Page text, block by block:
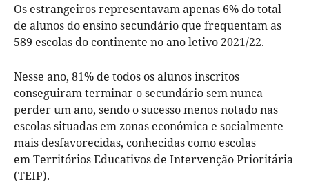
Os estrangeiros representavam apenas 6% do total
de alunos do ensino secundário que frequentam as
589 escolas do continente no ano letivo 2021/22.
Nesse ano, 81% de todos os alunos inscritos
conseguiram terminar o secundário sem nunca
perder um ano, sendo o sucesso menos notado nas
escolas situadas em zonas económica e socialmente
mais desfavorecidas, conhecidas como escolas
em Territórios Educativos de Intervenção Prioritária
(TEIP).